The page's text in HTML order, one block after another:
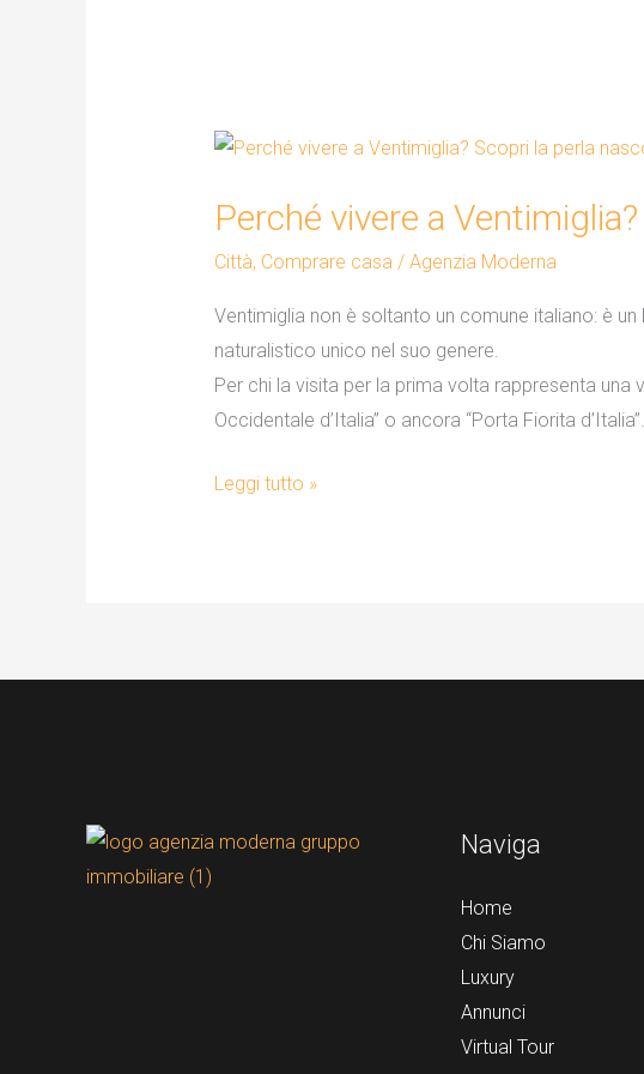
Perché vivere a
Città, Comprare casa / Agenzia Moderna
Ventimiglia non è soltanto un comune italiano: è
naturalistico unico nel suo genere.
Per chi la visita per la prima volta rappresenta
Occidentale d’Italia” o ancora “Porta Fiorita d’Italia”.
Perché
a
Ventimiglia?
la
perla
nascosta
della
di
Leggi tutto »
Naviga
Home
Chi Siamo
Luxury
Annunci
Virtual Tour